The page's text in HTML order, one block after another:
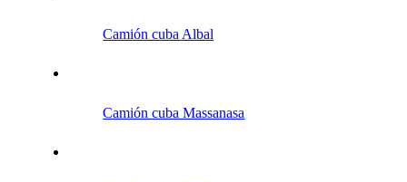
Camión cuba Albal
Camión cuba Massanasa